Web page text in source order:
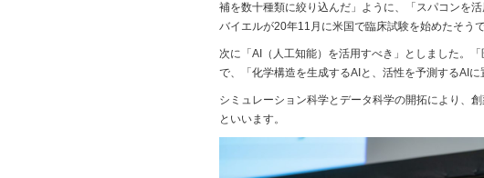
補を数十種類に絞り込んだ」ように、「スパコンを
バイエルが20年11月に米国で臨床試験を始めたそうで
次に「AI（人工知能）を活用すべき」としました。
で、「化学構造を生成するAIと、活性を予測するAIに
シミュレーション科学とデータ科学の開拓により、
といいます。